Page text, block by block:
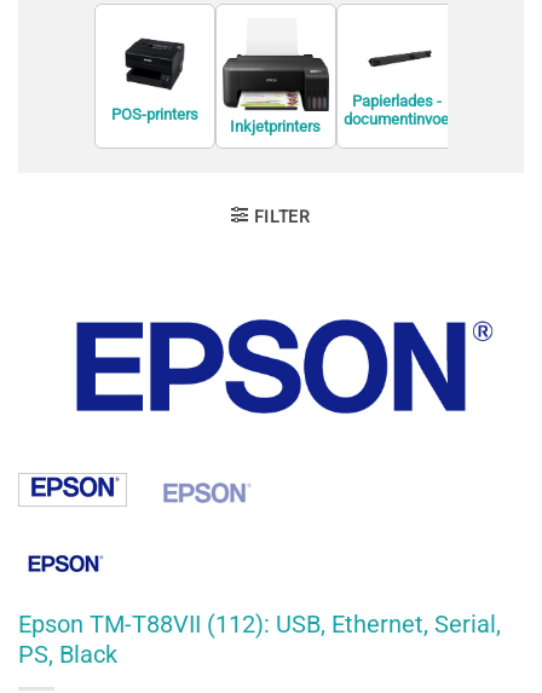
POS-printers
Inkjetprinters
Papierlades -
documentinvoe
FILTER
Epson TM-T88VII (112): USB, Ethernet, Serial,
PS, Black